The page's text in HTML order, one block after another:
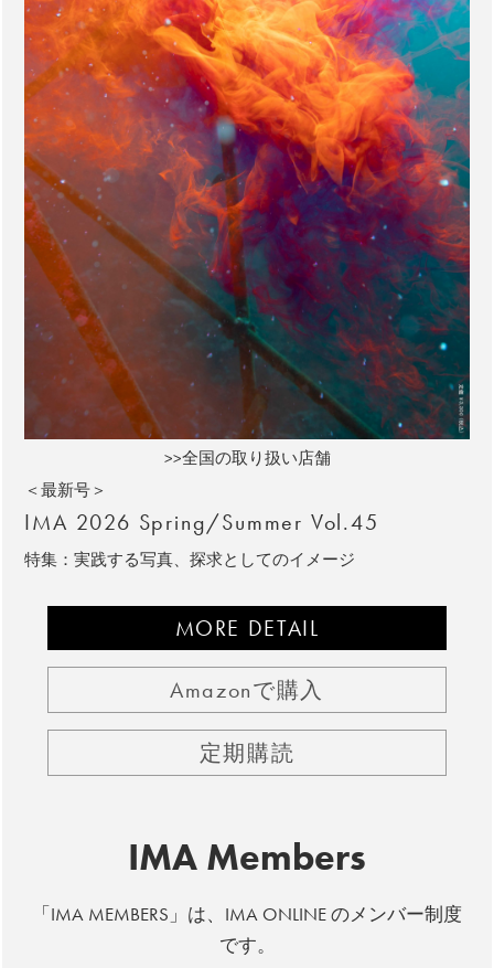
>>全国の取り扱い店舗
＜最新号＞
IMA 2026 Spring/Summer Vol.45
特集：実践する写真、探求としてのイメージ
MORE DETAIL
Amazonで購入
定期購読
IMA Members
「IMA MEMBERS」は、IMA ONLINE のメンバー制度
です。